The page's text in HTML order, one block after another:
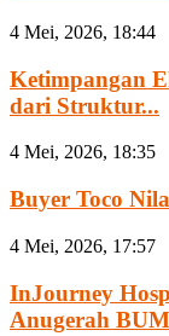
4 Mei, 2026, 18:44
Ketimpangan
dari Struktur...
4 Mei, 2026, 18:35
Buyer Toco
4 Mei, 2026, 17:57
InJourney
Anugerah